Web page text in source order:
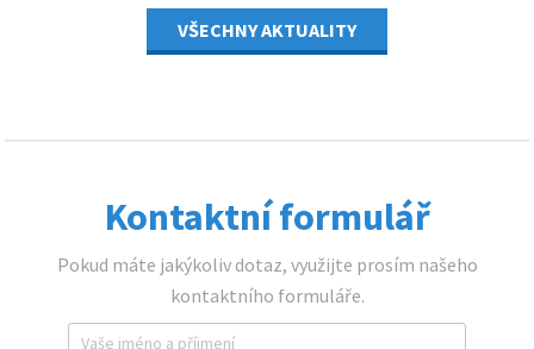
VŠECHNY AKTUALITY
Kontaktní formulář
Pokud máte jakýkoliv dotaz, využijte prosím našeho
kontaktního formuláře.